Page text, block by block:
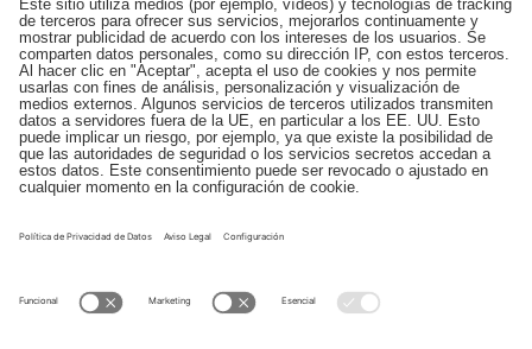
Contacto
EDI
Aviso legal